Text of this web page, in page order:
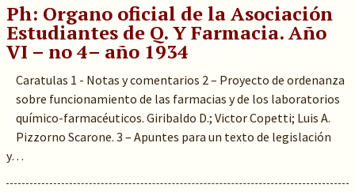
Ph: Organo oficial de la Asociación
Estudiantes de Q. Y Farmacia. Año
VI – no 4– año 1934
Caratulas 1 - Notas y comentarios 2 – Proyecto de ordenanza
sobre funcionamiento de las farmacias y de los laboratorios
químico-farmacéuticos. Giribaldo D.; Victor Copetti; Luis A.
Pizzorno Scarone. 3 – Apuntes para un texto de legislación
y…